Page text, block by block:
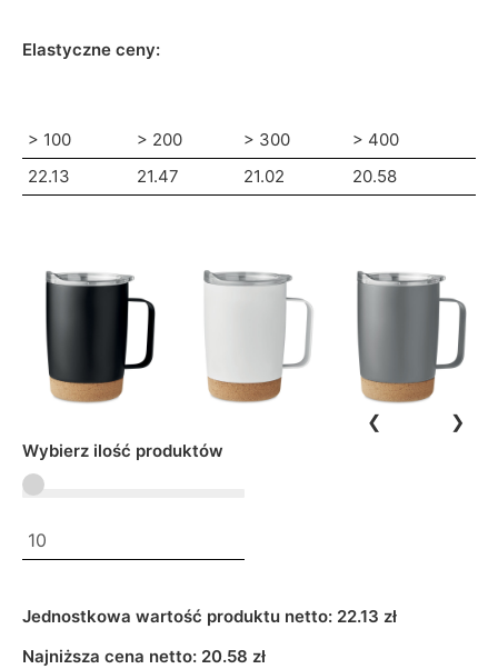
Elastyczne ceny:
> 100 > 200 > 300
> 400
22.13
21.47 21.02 20.58
❮ ❯
Wybierz ilość produktów
Jednostkowa wartość produktu netto: 22.13 zł
Najniższa cena netto: 20.58 zł